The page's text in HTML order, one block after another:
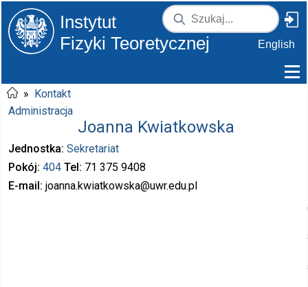
Instytut
Fizyki Teoretycznej
English
» Kontakt
Administracja
Joanna Kwiatkowska
Jednostka Sekretariat
Pokój 404 Tel 71 375 9408
E-mail joanna.kwiatkowska@uwr.edu.pl